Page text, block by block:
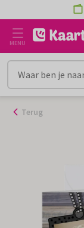
naar
inhoud
MENU
Terug